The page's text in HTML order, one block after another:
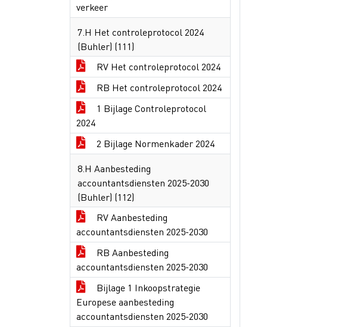
verkeer
7.H Het controleprotocol 2024
(Buhler) (111)
RV Het controleprotocol 2024
RB Het controleprotocol 2024
1 Bijlage Controleprotocol
2024
2 Bijlage Normenkader 2024
8.H Aanbesteding
accountantsdiensten 2025-2030
(Buhler) (112)
RV Aanbesteding
accountantsdiensten 2025-2030
RB Aanbesteding
accountantsdiensten 2025-2030
Bijlage 1 Inkoopstrategie
Europese aanbesteding
accountantsdiensten 2025-2030